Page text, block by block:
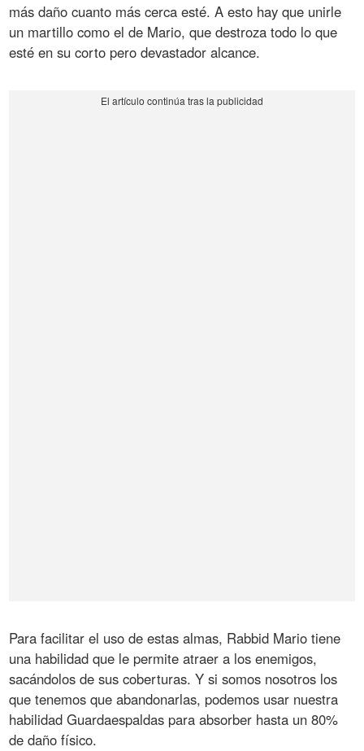
más daño cuanto más cerca esté. A esto hay que unirle
un martillo como el de Mario, que destroza todo lo que
esté en su corto pero devastador alcance.
Para facilitar el uso de estas almas, Rabbid Mario tiene
una habilidad que le permite atraer a los enemigos,
sacándolos de sus coberturas. Y si somos nosotros los
que tenemos que abandonarlas, podemos usar nuestra
habilidad Guardaespaldas para absorber hasta un 80%
de daño físico.